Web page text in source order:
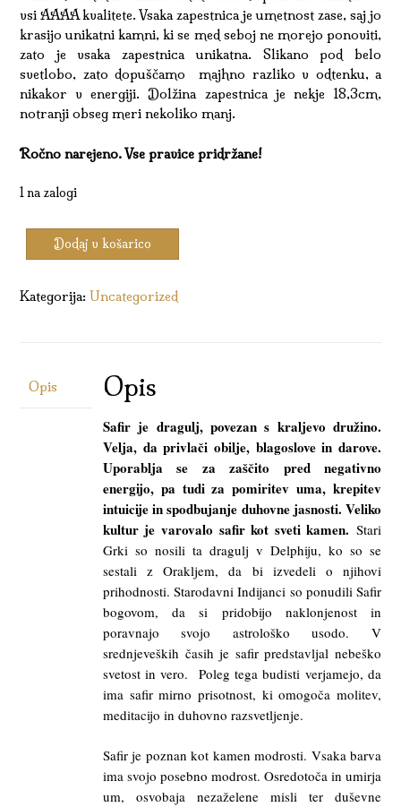
vsi AAAA kvalitete. Vsaka zapestnica je umetnost zase, saj jo
krasijo unikatni kamni, ki se med seboj ne morejo ponoviti,
zato je vsaka zapestnica unikatna. Slikano pod belo
svetlobo, zato dopuščamo majhno razliko v odtenku, a
nikakor v energiji. Dolžina zapestnica je nekje 18,3cm,
notranji obseg meri nekoliko manj.
Ročno narejeno. Vse pravice pridržane!
1 na zalogi
Zapestnica
Dušna
količina
Dodaj v košarico
Kategorija: Uncategorized
Opis Opis
Safir je dragulj, povezan s kraljevo družino.
Velja, da privlači obilje, blagoslove in darove.
Uporablja se za zaščito pred negativno
energijo, pa tudi za pomiritev uma, krepitev
intuicije in spodbujanje duhovne jasnosti. Veliko
kultur je varovalo safir kot sveti kamen. Stari
Grki so nosili ta dragulj v Delphiju, ko so se
sestali z Orakljem, da bi izvedeli o njihovi
prihodnosti. Starodavni Indijanci so ponudili Safir
bogovom, da si pridobijo naklonjenost in
poravnajo svojo astrološko usodo. V
srednjeveških časih je safir predstavljal nebeško
svetost in vero. Poleg tega budisti verjamejo, da
ima safir mirno prisotnost, ki omogoča molitev,
meditacijo in duhovno razsvetljenje.
Safir je poznan kot kamen modrosti. Vsaka barva
ima svojo posebno modrost. Osredotoča in umirja
um, osvobaja nezaželene misli ter duševne